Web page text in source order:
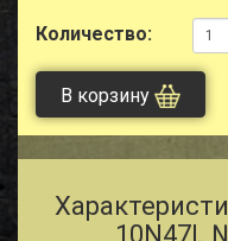
Количество:
В корзину
10N47L